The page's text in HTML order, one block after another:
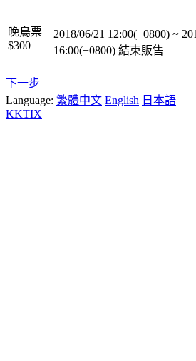
晚鳥票
$300
2018/06/21 12:00(+0800) ~
16:00(+0800) 結束販售
下一步
Language: 繁體中文 English 日本語
KKTIX